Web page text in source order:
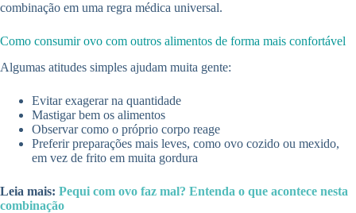
combinação em uma regra médica universal.
Como consumir ovo com outros alimentos de forma mais confortável
Algumas atitudes simples ajudam muita gente:
Evitar exagerar na quantidade
Mastigar bem os alimentos
Observar como o próprio corpo reage
Preferir preparações mais leves, como ovo cozido ou mexido,
em vez de frito em muita gordura
Leia mais: Pequi com ovo faz mal? Entenda o que acontece nesta
combinação